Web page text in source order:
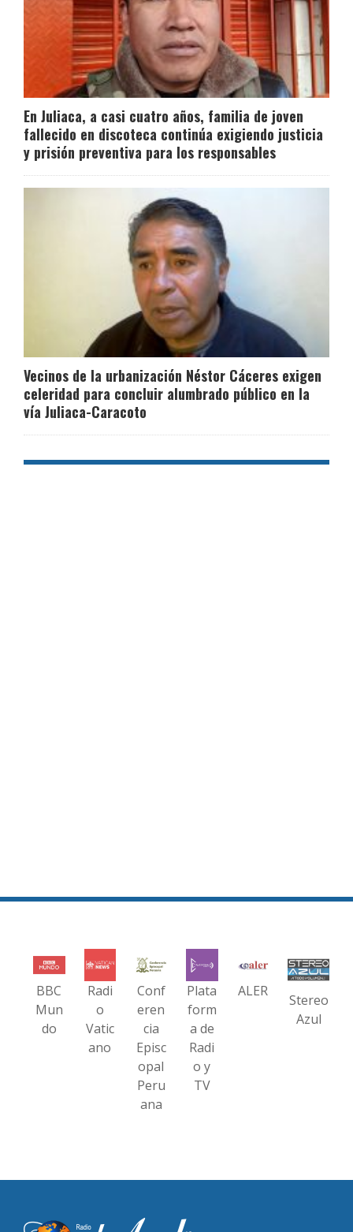
En Juliaca, a casi cuatro años, familia de joven
fallecido en discoteca continúa exigiendo justicia
y prisión preventiva para los responsables
Vecinos de la urbanización Néstor Cáceres exigen
celeridad para concluir alumbrado público en la
vía Juliaca-Caracoto
BBC
Mun
do
Radi
o
Vatic
ano
Conf
eren
cia
Episc
opal
Peru
ana
Plata
form
a de
Radi
o y
TV
ALER
Stereo
Azul